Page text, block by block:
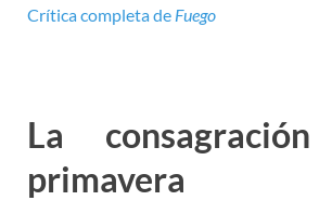
Crítica completa de Fuego
La
primavera